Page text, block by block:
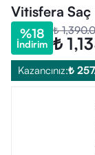
Vitisfera
%18
İndirim
₺
₺
Kazancınız:₺